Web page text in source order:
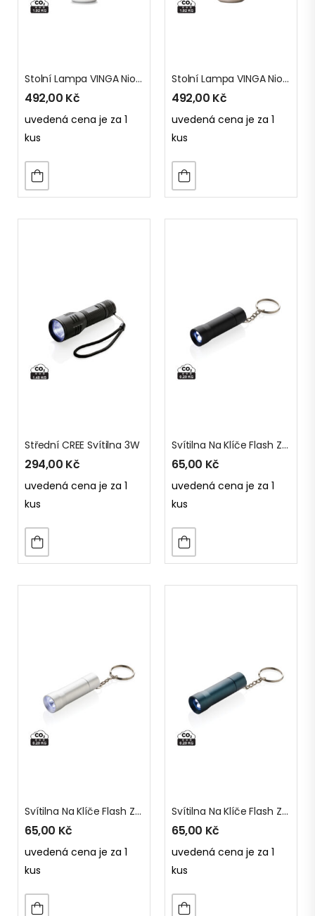
Stolní Lampa VINGA Niori Z RCS
492,00 Kč
uvedená cena je za 1
kus
Stolní Lampa VINGA Niori Z RCS
492,00 Kč
uvedená cena je za 1
kus
Střední CREE Svítilna 3W
294,00 Kč
uvedená cena je za 1
kus
Svítilna Na Klíče Flash Z RCS Recyklovaného Hliníku
65,00 Kč
uvedená cena je za 1
kus
Svítilna Na Klíče Flash Z RCS Recyklovaného Hliníku
65,00 Kč
uvedená cena je za 1
kus
Svítilna Na Klíče Flash Z RCS Recyklovaného Hliníku
65,00 Kč
uvedená cena je za 1
kus